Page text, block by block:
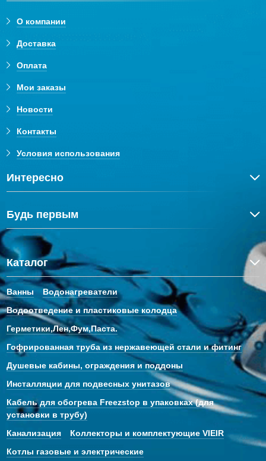
О компании
Доставка
Оплата
Мои заказы
Новости
Контакты
Условия использования
Интересно
Будь первым
Каталог
Ванны
Водонагреватели
Водоотведение и пластиковые колодца
Герметики,Лен,Фум,Паста.
Гофрированная труба из нержавеющей стали и фитинг
Душевые кабины, ограждения и поддоны
Инсталляции для подвесных унитазов
Кабель для обогрева Freezstop в упаковках (для
установки в трубу)
Канализация
Коллекторы и комплектующие VIEIR
Котлы газовые и электрические